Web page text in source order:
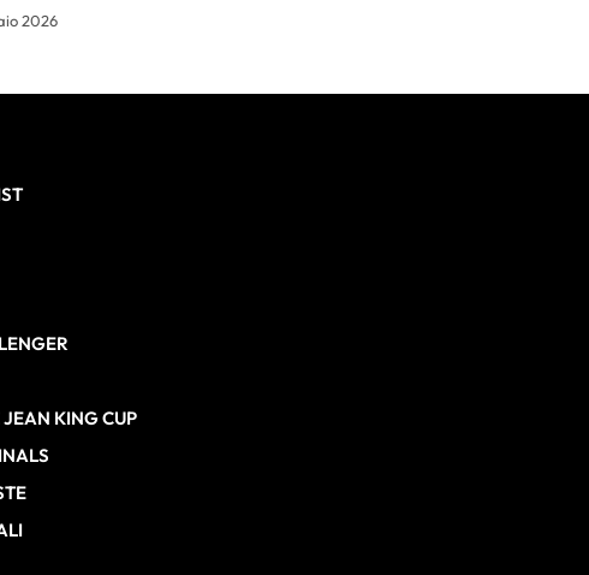
2026
JEAN KING CUP